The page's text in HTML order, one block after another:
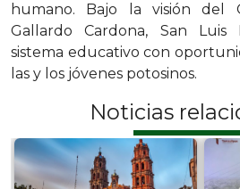
humano. Bajo la visión del
Gallardo Cardona, San
sistema educativo con
las y los jóvenes potosinos.
Noticias